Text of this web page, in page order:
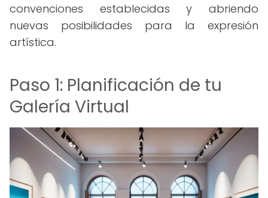
convenciones establecidas y abriendo
nuevas posibilidades para la expresión
artística.
Paso 1: Planificación de tu
Galería Virtual